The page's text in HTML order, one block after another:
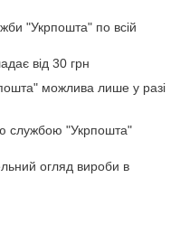
"Укрпошта" по всій
від 30 грн
можлива лише у разі
службою "Укрпошта"
огляд вироби в